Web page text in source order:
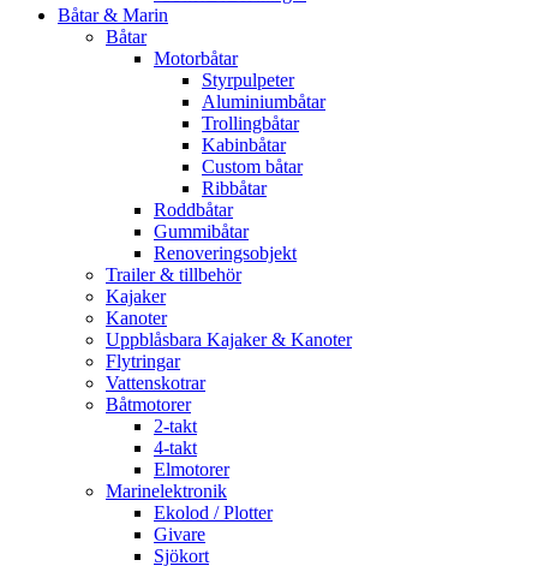
Båtar & Marin
Båtar
Motorbåtar
Styrpulpeter
Aluminiumbåtar
Trollingbåtar
Kabinbåtar
Custom båtar
Ribbåtar
Roddbåtar
Gummibåtar
Renoveringsobjekt
Trailer & tillbehör
Kajaker
Kanoter
Uppblåsbara Kajaker & Kanoter
Flytringar
Vattenskotrar
Båtmotorer
2-takt
4-takt
Elmotorer
Marinelektronik
Ekolod / Plotter
Givare
Sjökort